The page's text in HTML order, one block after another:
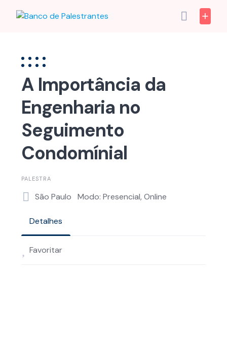
A Importância da
Engenharia no
Seguimento
Condomínial
PALESTRA
São Paulo Modo: Presencial, Online
Detalhes
Favoritar